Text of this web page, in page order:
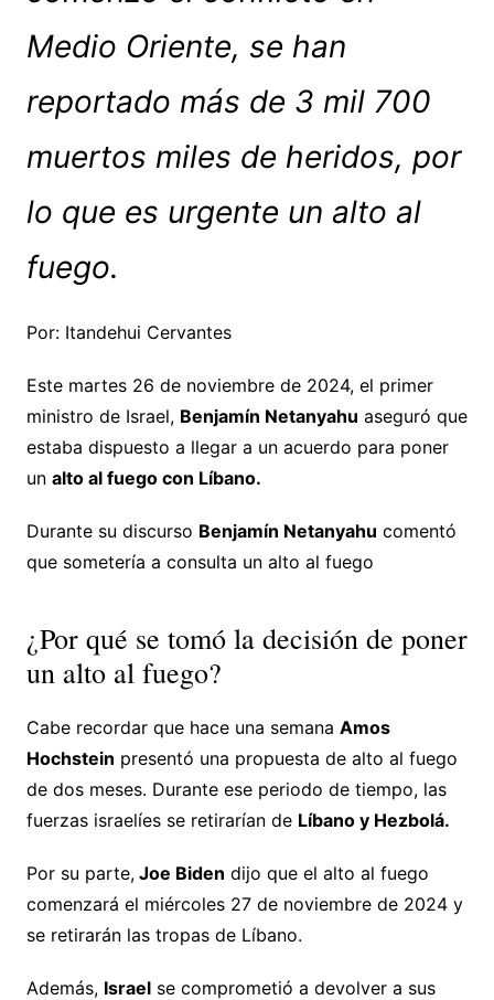
Medio Oriente, se han
reportado más de 3 mil 700
muertos miles de heridos, por
lo que es urgente un alto al
fuego.
Por: Itandehui Cervantes
Este martes 26 de noviembre de 2024, el primer
ministro de Israel, Benjamín Netanyahu aseguró que
estaba dispuesto a llegar a un acuerdo para poner
un alto al fuego con Líbano.
Durante su discurso Benjamín Netanyahu comentó
que sometería a consulta un alto al fuego
¿Por qué se tomó la decisión de poner
un alto al fuego?
Cabe recordar que hace una semana Amos
Hochstein presentó una propuesta de alto al fuego
de dos meses. Durante ese periodo de tiempo, las
fuerzas israelíes se retirarían de Líbano y Hezbolá.
Por su parte,Joe Biden dijo que el alto al fuego
comenzará el miércoles 27 de noviembre de 2024 y
se retirarán las tropas de Líbano.
Además, Israelse comprometió a devolver a sus